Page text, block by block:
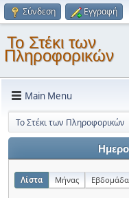
Σύνδεση Εγγραφή
Το Στέκι των
Πληροφορικών
Main Menu
Το Στέκι των Πληροφορικών
Λίστα Μήνας Εβδομάδα